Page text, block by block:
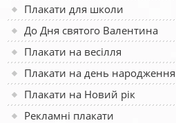
Плакати для школи
До Дня святого Валентина
Плакати на весілля
Плакати на день народження
Плакати на Новий рік
Рекламні плакати